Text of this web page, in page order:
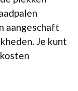
aangeschaft
Je kunt